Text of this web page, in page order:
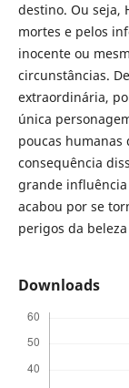
destino. Ou seja,
mortes e pelos
inocente ou
circunstâncias.
extraordinária,
única
poucas humanas
consequência
grande
acabou por se
perigos da
Downloads